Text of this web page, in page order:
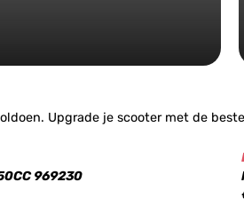
Upgrade je scooter met de
969230